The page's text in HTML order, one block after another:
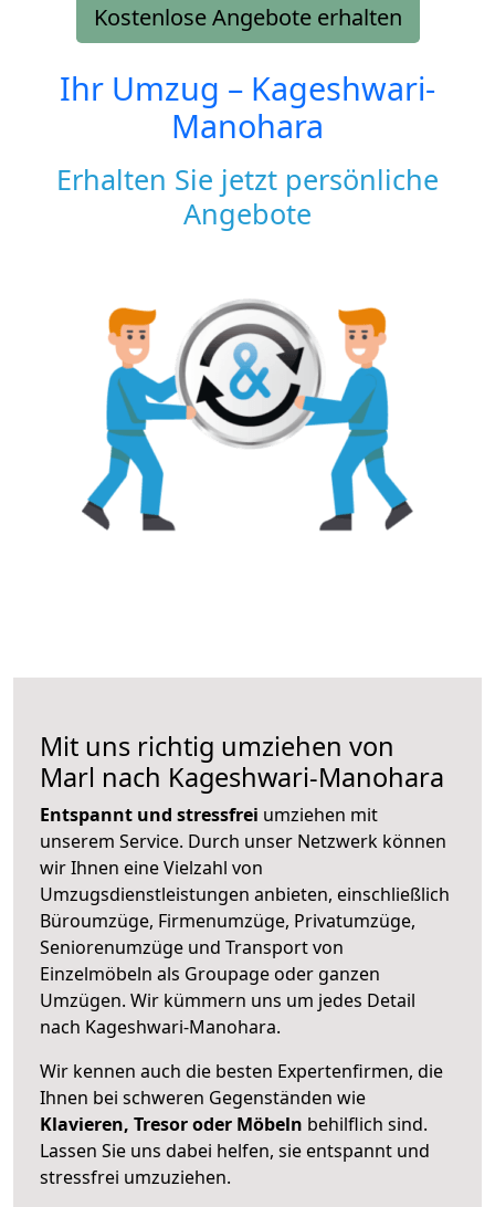
Kostenlose Angebote erhalten
Ihr Umzug – Kageshwari-
Manohara
Erhalten Sie jetzt persönliche
Angebote
Mit uns richtig umziehen von
Marl nach Kageshwari-Manohara
Entspannt und stressfrei umziehen mit
unserem Service. Durch unser Netzwerk können
wir Ihnen eine Vielzahl von
Umzugsdienstleistungen anbieten, einschließlich
Büroumzüge, Firmenumzüge, Privatumzüge,
Seniorenumzüge und Transport von
Einzelmöbeln als Groupage oder ganzen
Umzügen. Wir kümmern uns um jedes Detail
nach Kageshwari-Manohara.
Wir kennen auch die besten Expertenfirmen, die
Ihnen bei schweren Gegenständen wie
Klavieren, Tresor oder Möbeln behilflich sind.
Lassen Sie uns dabei helfen, sie entspannt und
stressfrei umzuziehen.